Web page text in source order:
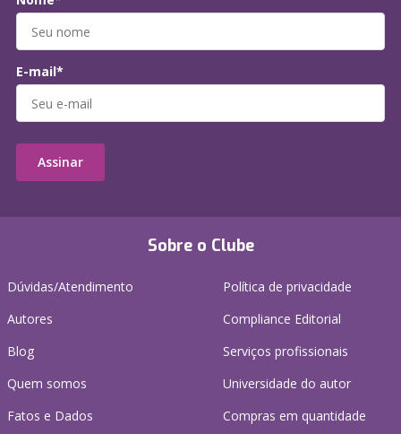
Sobre o Clube
Dúvidas/Atendimento
Autores
Blog
Quem somos
Fatos e Dados
Política de privacidade
Compliance Editorial
Serviços profissionais
Universidade do autor
Compras em quantidade
E-mail*
Assinar